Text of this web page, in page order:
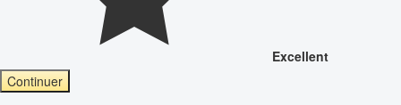
Excellent
Continuer